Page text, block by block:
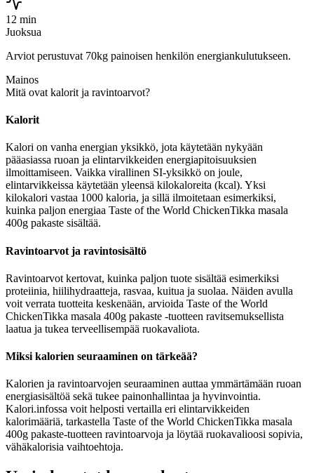
12 min
Juoksua
Arviot perustuvat 70kg painoisen henkilön energiankulutukseen.
Mainos
Mitä ovat kalorit ja ravintoarvot?
Kalorit
Kalori on vanha energian yksikkö, jota käytetään nykyään
pääasiassa ruoan ja elintarvikkeiden energiapitoisuuksien
ilmoittamiseen. Vaikka virallinen SI-yksikkö on joule,
elintarvikkeissa käytetään yleensä kilokaloreita (kcal). Yksi
kilokalori vastaa 1000 kaloria, ja sillä ilmoitetaan esimerkiksi,
kuinka paljon energiaa Taste of the World ChickenTikka masala
400g pakaste sisältää.
Ravintoarvot ja ravintosisältö
Ravintoarvot kertovat, kuinka paljon tuote sisältää esimerkiksi
proteiinia, hiilihydraatteja, rasvaa, kuitua ja suolaa. Näiden avulla
voit verrata tuotteita keskenään, arvioida Taste of the World
ChickenTikka masala 400g pakaste -tuotteen ravitsemuksellista
laatua ja tukea terveellisempää ruokavaliota.
Miksi kalorien seuraaminen on tärkeää?
Kalorien ja ravintoarvojen seuraaminen auttaa ymmärtämään ruoan
energiasisältöä sekä tukee painonhallintaa ja hyvinvointia.
Kalori.infossa voit helposti vertailla eri elintarvikkeiden
kalorimääriä, tarkastella Taste of the World ChickenTikka masala
400g pakaste-tuotteen ravintoarvoja ja löytää ruokavalioosi sopivia,
vähäkalorisia vaihtoehtoja.